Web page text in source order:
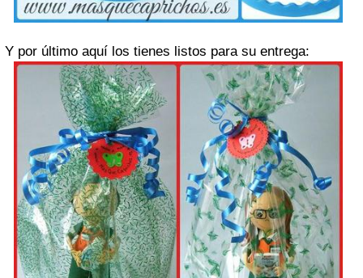
Y por último aquí los tienes listos para su entrega: